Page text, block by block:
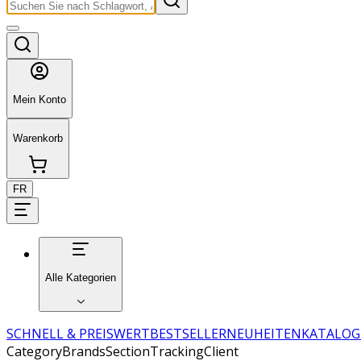
Mein Konto
Warenkorb
FR
Alle Kategorien
SCHNELL & PREISWERTBESTSELLERNEUHEITENKATALOG
CategoryBrandsSectionTrackingClient